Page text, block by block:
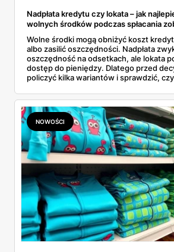
Nadpłata kredytu czy lokata – jak
wolnych środków podczas spłacania
Wolne środki mogą obniżyć koszt
albo zasilić oszczędności. Nadpłata
oszczędność na odsetkach, ale lokata
dostęp do pieniędzy. Dlatego przed
policzyć kilka wariantów i sprawdzić,
NOWOŚCI